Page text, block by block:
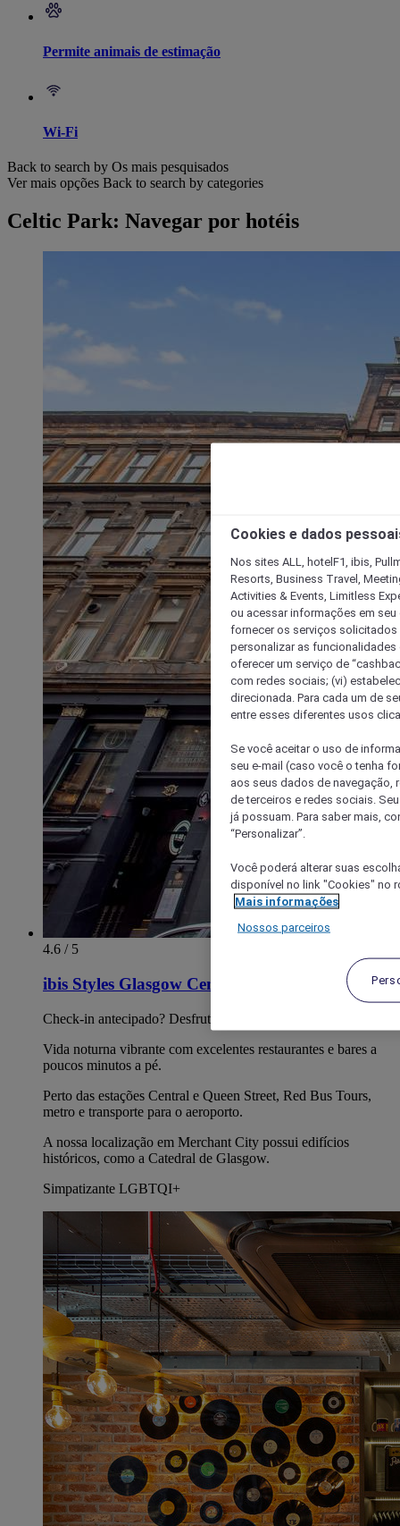
Permite animais de estimação
Wi-Fi
Back to search by Os mais pesquisados
Ver mais opções Back to search by categories
Celtic Park: Navegar por hotéis
4.6 / 5
ibis Styles Glasgow Centre George Square
Check-in antecipado? Desfrute de uma estadia connosco!
Vida noturna vibrante com excelentes restaurantes e bares a
poucos minutos a pé.
Perto das estações Central e Queen Street, Red Bus Tours,
metro e transporte para o aeroporto.
A nossa localização em Merchant City possui edifícios
históricos, como a Catedral de Glasgow.
Simpatizante LGBTQI+
Cookies e dados
Nos sites ALL, hotelF1, ibis,
Resorts, Business Travel,
Activities & Events, Limitless
ou acessar informações em
fornecer os serviços solicitados
personalizar as
oferecer um serviço de
com redes sociais; (vi)
direcionada. Para cada um de
entre esses diferentes usos
Se você aceitar o uso de
seu e-mail (caso você o tenha
aos seus dados de navegação,
de terceiros e redes sociais.
já possuam. Para saber mais,
“Personalizar”.
Você poderá alterar suas
disponível no link "Cookies" no
Mais informações
Nossos parceiros